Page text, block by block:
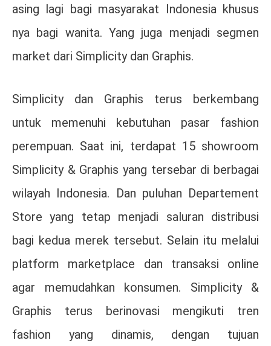
asing lagi bagi masyarakat Indonesia khusus
nya bagi wanita. Yang juga menjadi segmen
market dari Simplicity dan Graphis.
Simplicity dan Graphis terus berkembang
untuk memenuhi kebutuhan pasar fashion
perempuan. Saat ini, terdapat 15 showroom
Simplicity & Graphis yang tersebar di berbagai
wilayah Indonesia. Dan puluhan Departement
Store yang tetap menjadi saluran distribusi
bagi kedua merek tersebut. Selain itu melalui
platform marketplace dan transaksi online
agar memudahkan konsumen. Simplicity &
Graphis terus berinovasi mengikuti tren
fashion yang dinamis, dengan tujuan